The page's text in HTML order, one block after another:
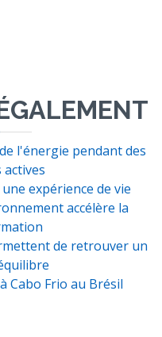
l'énergie pendant des
actives
expérience de vie
accélère la
de retrouver un
Cabo Frio au Brésil